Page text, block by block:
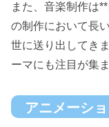
また、音楽制作は
の制作において長
世に送り出してき
ーマにも注目が集
アニメーシ